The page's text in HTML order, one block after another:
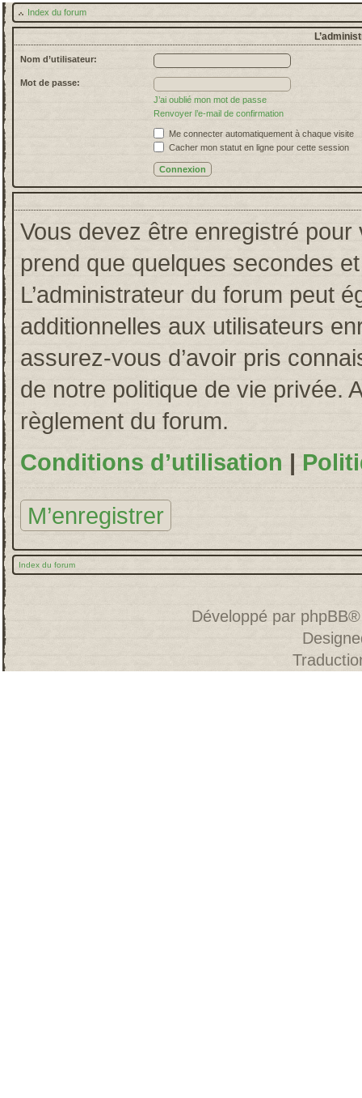
Index du forum
Nom d’utilisateur:
Mot de passe:
J’ai oublié mon mot de passe
Renvoyer l’e-mail de confirmation
Me connecter automatiquement à chaque visite
Cacher mon statut en ligne pour cette session
Vous devez être enregistré pour
prend que quelques secondes
L’administrateur du forum peut
additionnelles aux utilisateurs
assurez-vous d’avoir pris
de notre politique de vie privée.
règlement du forum.
Conditions d’utilisation |
M’enregistrer
Index du forum
Développé par phpBB®